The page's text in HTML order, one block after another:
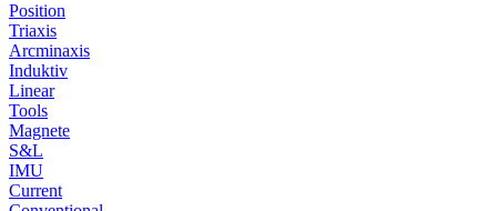
Position
Triaxis
Arcminaxis
Induktiv
Linear
Tools
Magnete
S&L
IMU
Current